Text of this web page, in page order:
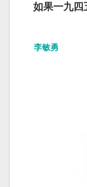
如果一九四
李敏勇